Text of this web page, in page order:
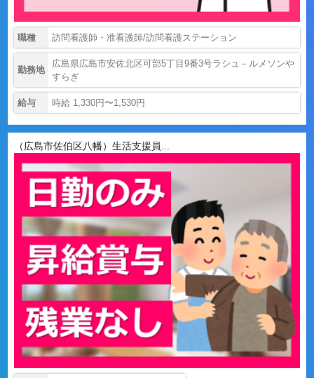
職種 訪問看護師・准看護師/訪問看護ステーション
勤務地
広島県広島市安佐北区可部5丁目9番3号ラシュ－ルメソンや
すらぎ
給与 時給 1,330円〜1,530円
（広島市佐伯区八幡）生活支援員...